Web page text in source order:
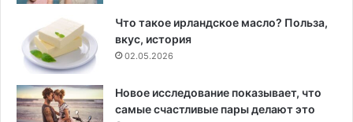
Что такое ирландское масло? Польза,
вкус, история
02.05.2026
Новое исследование показывает, что
самые счастливые пары делают это